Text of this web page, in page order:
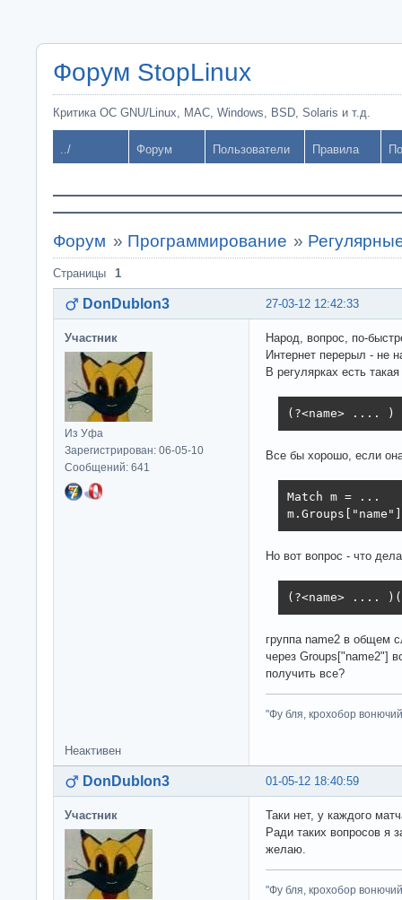
Форум StopLinux
Критика ОС GNU/Linux, MAC, Windows, BSD, Solaris и т.д.
../ Форум Пользователи Правила
Форум » Программирование »
Страницы 1
27-03-12 12:42:33
DonDublon3
Участник
Из Уфа
Зарегистрирован: 06-05-10
Сообщений: 641
Народ, вопрос, по-
Интернет перерыл - не
В регулярках есть
(?<name> .... )
Все бы хорошо, если
Match m = ...
m.Groups["name"]
Но вот вопрос - что
(?<name> ....
группа name2 в общем
через Groups["name2"]
получить все?
"Фу бля, крохобор
Неактивен
01-05-12 18:40:59
DonDublon3
Участник
Таки нет, у каждого
Ради таких вопросов я
желаю.
"Фу бля, крохобор